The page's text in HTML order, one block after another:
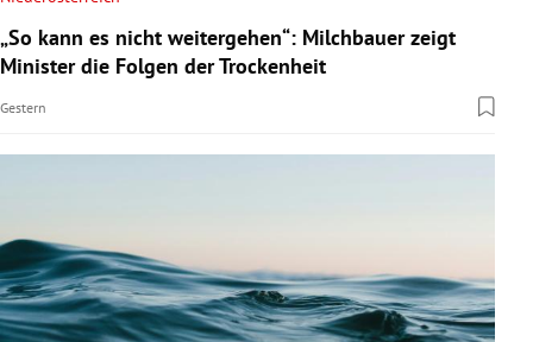
„So kann es nicht weitergehen“: Milchbauer zeigt
Minister die Folgen der Trockenheit
Gestern